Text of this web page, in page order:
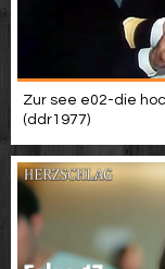
Zur see e02-die
(ddr1977)